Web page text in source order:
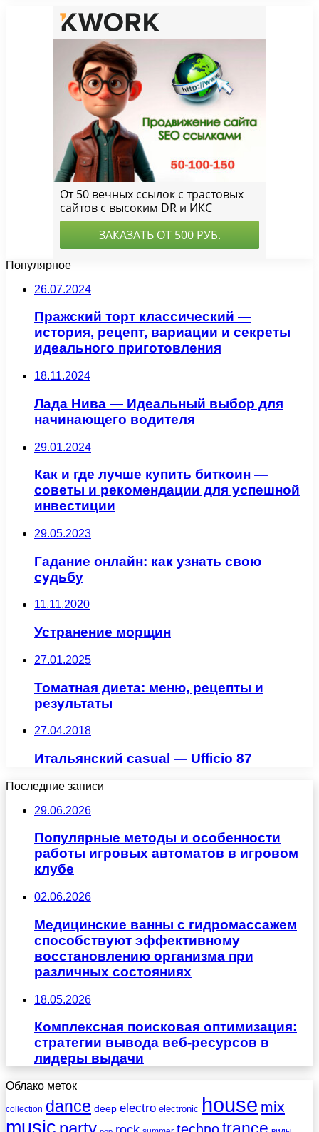
Популярное
26.07.2024
Пражский торт классический —
история, рецепт, вариации и секреты
идеального приготовления
18.11.2024
Лада Нива — Идеальный выбор для
начинающего водителя
29.01.2024
Как и где лучше купить биткоин —
советы и рекомендации для успешной
инвестиции
29.05.2023
Гадание онлайн: как узнать свою
судьбу
11.11.2020
Устранение морщин
27.01.2025
Томатная диета: меню, рецепты и
результаты
27.04.2018
Итальянский casual — Ufficio 87
Последние записи
29.06.2026
Популярные методы и особенности
работы игровых автоматов в игровом
клубе
02.06.2026
Медицинские ванны с гидромассажем
способствуют эффективному
восстановлению организма при
различных состояниях
18.05.2026
Комплексная поисковая оптимизация:
стратегии вывода веб-ресурсов в
лидеры выдачи
Облако меток
collection dance deep electro electronic house mix
party